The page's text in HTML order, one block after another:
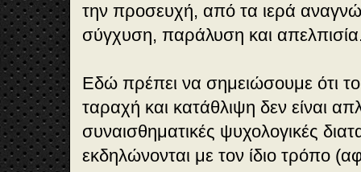
την προσευχή, από τα ιερά
σύγχυση, παράλυση και
Εδώ πρέπει να σημειώσουμε ότι
ταραχή και κατάθλιψη δεν είναι
συναισθηματικές ψυχολογικές
εκδηλώνονται με τον ίδιο τρόπο